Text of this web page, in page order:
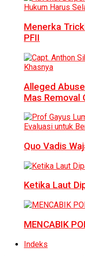
Menerka
PFII
Alleged
Mas Removal
Quo Vadis
Ketika Laut
MENCABIK
Indeks